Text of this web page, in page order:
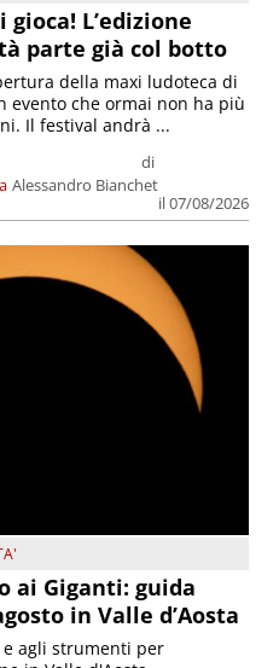
gioca! L’edizione
parte già col botto
di
Alessandro Bianchet
il 07/08/2026
della maxi ludoteca di
evento che ormai non ha più
Il festival andrà ...
ai Giganti: guida
in Valle d’Aosta
agli strumenti per